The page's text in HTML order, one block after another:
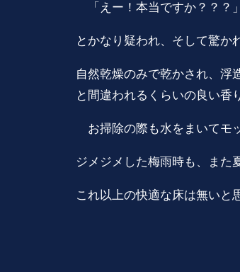
「えー！本当ですか？？？」
とかなり疑われ、そして驚か
自然乾燥のみで乾かされ、
と間違われるくらいの良い香
お掃除の際も水をまいてモ
ジメジメした梅雨時も、また
これ以上の快適な床は無いと